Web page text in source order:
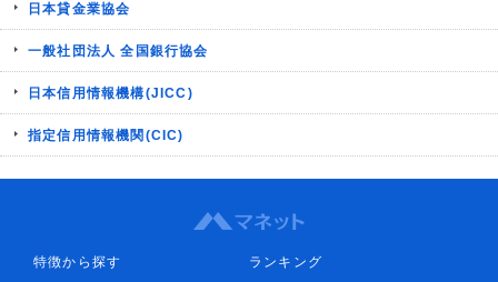
日本貸金業協会
一般社団法人 全国銀行協会
日本信用情報機構(JICC)
指定信用情報機関(CIC)
特徴から探す
ランキング